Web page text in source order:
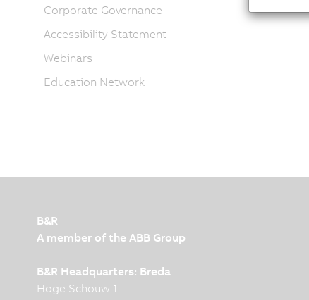
Corporate Governance
Accessibility Statement
Webinars
Education Network
B&R
A member of the ABB Group
B&R Headquarters: Breda
Hoge Schouw 1